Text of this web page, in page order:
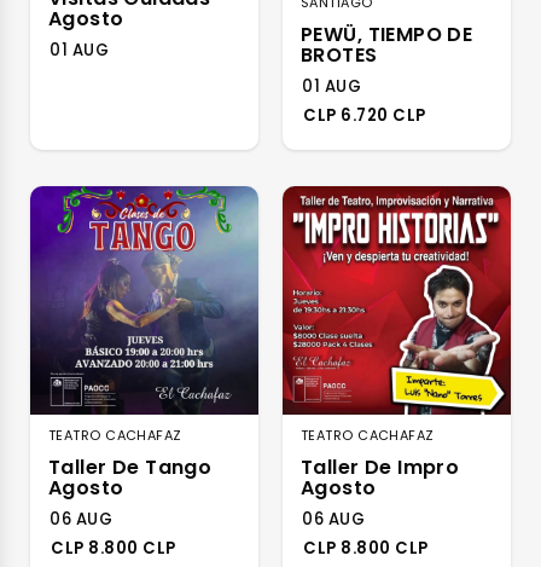
Agosto
01 AUG
PEWÜ, TIEMPO DE
BROTES
01 AUG
CLP 6.720 CLP
TEATRO CACHAFAZ
Taller De Tango
Agosto
06 AUG
CLP 8.800 CLP
TEATRO CACHAFAZ
Taller De Impro
Agosto
06 AUG
CLP 8.800 CLP